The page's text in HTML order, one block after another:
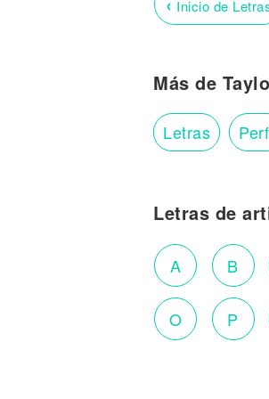
Inicio de
Más de
Letras
Letras de
A B
O P